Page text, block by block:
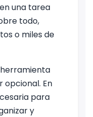
una tarea
todo,
o miles de
opcional. En
para
y